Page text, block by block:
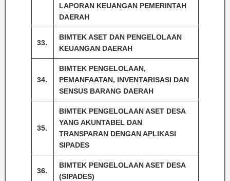
LAPORAN KEUANGAN PEMERINTAH
DAERAH
33.
BIMTEK ASET DAN PENGELOLAAN
KEUANGAN DAERAH
34.
BIMTEK PENGELOLAAN,
PEMANFAATAN, INVENTARISASI DAN
SENSUS BARANG DAERAH
35.
BIMTEK PENGELOLAAN ASET DESA
YANG AKUNTABEL DAN
TRANSPARAN DENGAN APLIKASI
SIPADES
36.
BIMTEK PENGELOLAAN ASET DESA
(SIPADES)